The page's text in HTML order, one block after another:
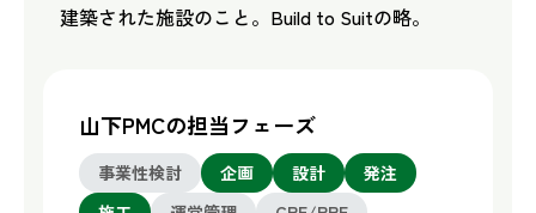
建築された施設のこと。Build to Suitの略。
山下PMCの担当フェーズ
事業性検討 企画 設計
発注